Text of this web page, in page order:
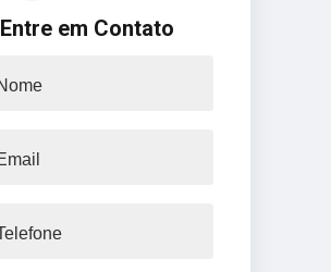
Entre em Contato